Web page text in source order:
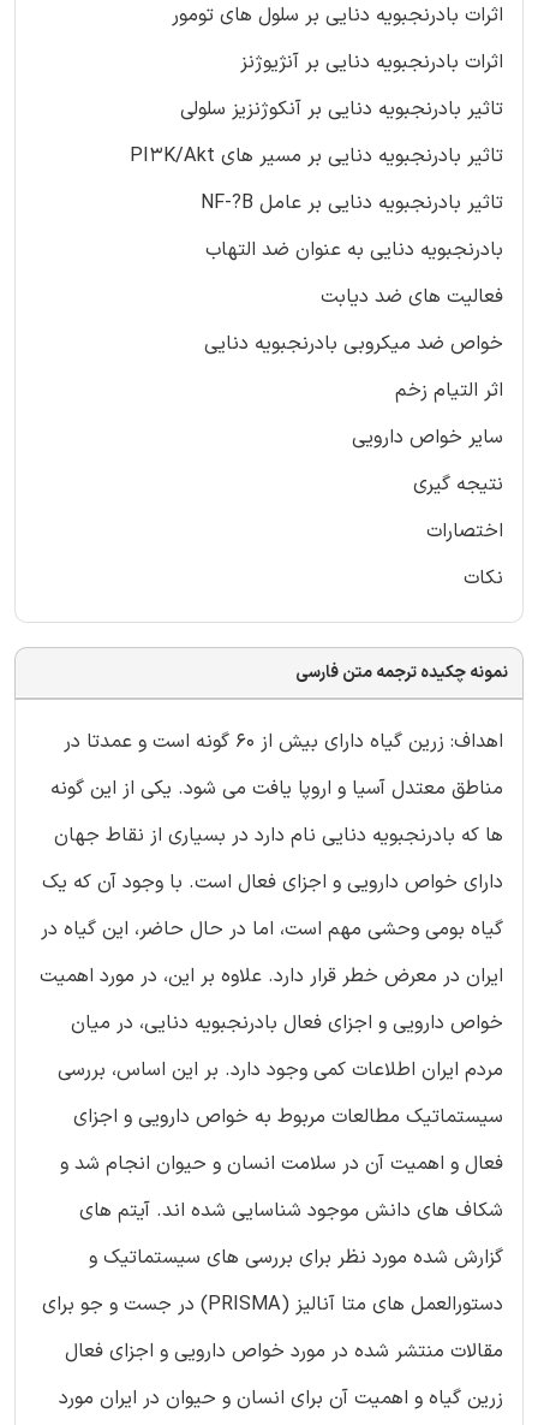
اثرات بادرنجبویه دنایی بر سلول های تومور
اثرات بادرنجبویه دنایی بر آنژیوژنز
تاثیر بادرنجبویه دنایی بر آنکوژنزیز سلولی
تاثیر بادرنجبویه دنایی بر مسیر های PI3K/Akt
تاثیر بادرنجبویه دنایی بر عامل NF-?B
بادرنجبویه دنایی به عنوان ضد التهاب
فعالیت های ضد دیابت
خواص ضد میکروبی بادرنجبویه دنایی
اثر التیام زخم
سایر خواص دارویی
نتیجه گیری
اختصارات
نکات
نمونه چکیده ترجمه متن فارسی
اهداف: زرین گیاه دارای بیش از 60 گونه است و عمدتا در
مناطق معتدل آسیا و اروپا یافت می شود. یکی از این گونه
ها که بادرنجبویه دنایی نام دارد در بسیاری از نقاط جهان
دارای خواص دارویی و اجزای فعال است. با وجود آن که یک
گیاه بومی وحشی مهم است، اما در حال حاضر، این گیاه در
ایران در معرض خطر قرار دارد. علاوه بر این، در مورد اهمیت
خواص دارویی و اجزای فعال بادرنجبویه دنایی، در میان
مردم ایران اطلاعات کمی وجود دارد. بر این اساس، بررسی
سیستماتیک مطالعات مربوط به خواص دارویی و اجزای
فعال و اهمیت آن در سلامت انسان و حیوان انجام شد و
شکاف های دانش موجود شناسایی شده اند. آیتم های
گزارش شده مورد نظر برای بررسی های سیستماتیک و
دستورالعمل های متا آنالیز (PRISMA) در جست و جو برای
مقالات منتشر شده در مورد خواص دارویی و اجزای فعال
زرین گیاه و اهمیت آن برای انسان و حیوان در ایران مورد